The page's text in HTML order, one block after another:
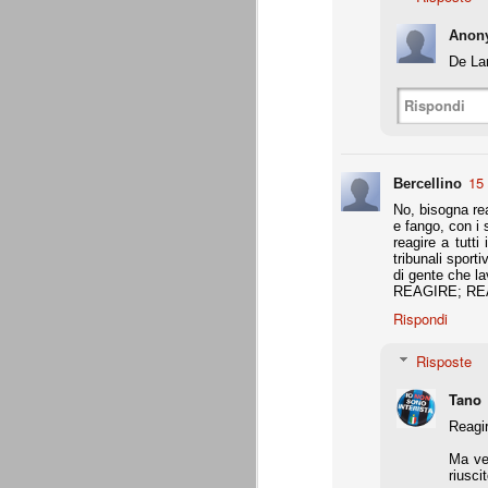
De
Rispondi
Bercellino
No, bisogna
e fango, con i
reagire a tutti
tribunali
di gente che
REAGIRE;
Rispondi
Risposte
Tano
Ma
Precisione svizzera
Il calcio estivo va sempre preso
Gallo ha avuto proprio questa
Appunti: 2. Potenza di fuoco
La potenza di fuoco è = quota
di fuoco di una società non deve
Non conosciamo ancora il dato ufficiale
Siamo poco oltre metà luglio, e il
conta e parla il campo. E, al 21
Sono andati via Storari, Pepe, Pirlo,
(nel tempo, e a suon di risultati) di